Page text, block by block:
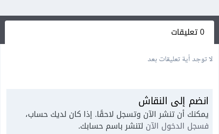
0 تعليقات
لا توجد أية تعليقات بعد
انضم إلى النقاش
يمكنك أن تنشر الآن وتسجل لاحقًا. إذا كان لديك حساب،
فسجل الدخول الآن لتنشر باسم حسابك.